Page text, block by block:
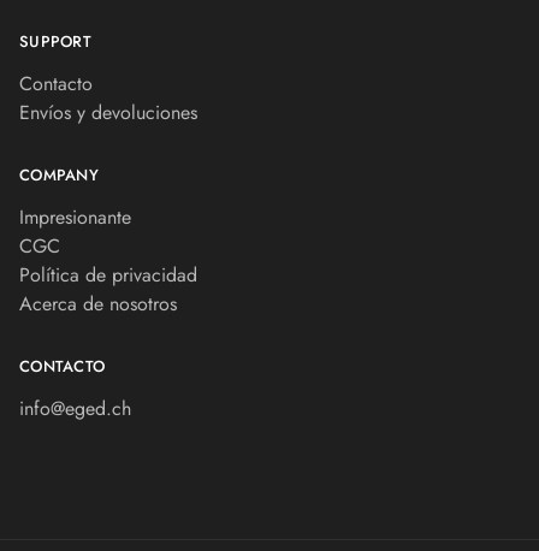
SUPPORT
Contacto
Envíos y devoluciones
COMPANY
Impresionante
CGC
Política de privacidad
Acerca de nosotros
CONTACTO
info@eged.ch